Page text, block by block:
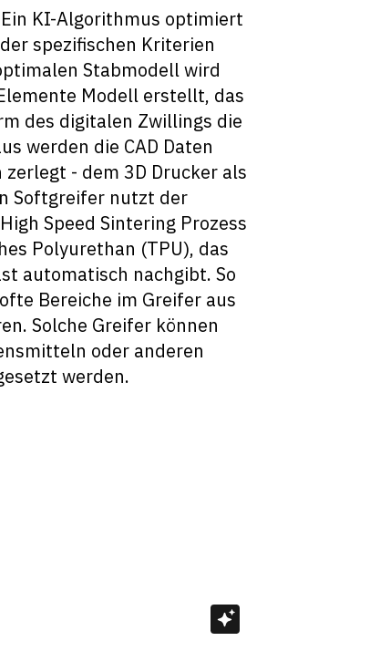
KI-Algorithmus optimiert
spezifischen Kriterien
Stabmodell wird
Modell erstellt, das
des digitalen Zwillings die
werden die CAD Daten
- dem 3D Drucker als
Softgreifer nutzt der
Speed Sintering Prozess
Polyurethan (TPU), das
automatisch nachgibt. So
Bereiche im Greifer aus
Solche Greifer können
oder anderen
werden.